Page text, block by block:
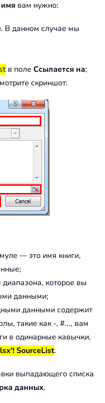
вам нужно:
. В данном случае мы
в поле Ссылается на;
скриншот:
— это имя книги,
которое вы
данными;
данными содержит
такие как -, #..., вам
в одинарные кавычки,
SourceList.
выпадающего списка
данных.